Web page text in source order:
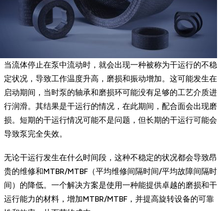
当流体停止在泵中流动时，就会出现一种被称为干运行的不稳
定状况，导致工作温度升高，磨损和振动增加。这可能发生在
启动期间，当时泵的轴承和磨损环可能没有足够的工艺介质进
行润滑。其结果是干运行的情况，在此期间，配合面会出现磨
损。短期的干运行情况可能不是问题，但长期的干运行可能会
导致泵完全失效。
无论干运行发生在什么时间段，这种不稳定的状况都会导致昂
贵的维修和MTBR/MTBF（平均维修间隔时间/平均故障间隔时
间）的降低。一个解决方案是使用一种能提供卓越的磨损和干
运行能力的材料，增加MTBR/MTBF，并提高旋转设备的可靠